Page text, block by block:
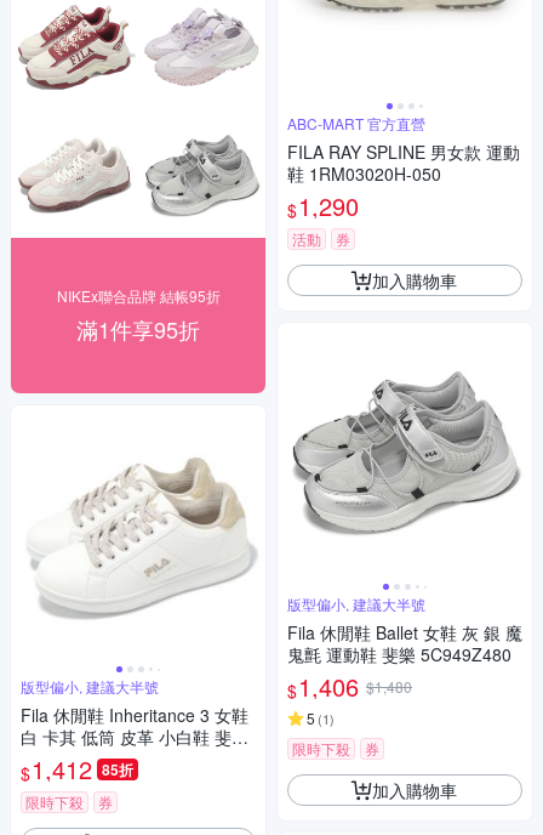
NIKEx聯合品牌 結帳95折
滿1件享95折
版型偏小, 建議大半號
Fila 休閒鞋 Inheritance 3 女鞋
白 卡其 低筒 皮革 小白鞋 斐樂
5C923Z177
$1,412 85折
限時下殺 券
ABC-MART 官方直營
FILA RAY SPLINE 男女款 運動
鞋 1RM03020H-050
$1,290
活動 券
加入購物車
版型偏小, 建議大半號
Fila 休閒鞋 Ballet 女鞋 灰 銀 魔
鬼氈 運動鞋 斐樂 5C949Z480
$1,406 $1,480
5 (1)
限時下殺 券
加入購物車